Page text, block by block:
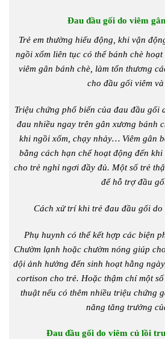
Đau đầu gối do viêm
Trẻ em thường hiếu động, khi vận
ngồi xổm liên tục có thể bánh chè
viêm gân bánh chè, làm tổn thương
cho đầu gối viêm
Triệu chứng phổ biến của đau đầu gối
đau nhiều ngay trên gân xương bánh
khi ngồi xổm, chạy nhảy… Viêm gân
bằng cách hạn chế hoạt động đến
cho trẻ nghỉ ngơi đầy đủ. Một số trẻ
để hỗ trợ đầu
Cách xử trí khi trẻ đau đầu gối do
Phụ huynh có thể kết hợp các biện
Chườm lạnh hoặc chườm nóng giúp
dội ảnh hưởng đến sinh hoạt hằng
cortison cho trẻ. Hoặc thậm chí một
thuật nếu có thêm nhiều triệu chứng
năng tăng trưởng
Đau đầu gối do viêm củ lồi